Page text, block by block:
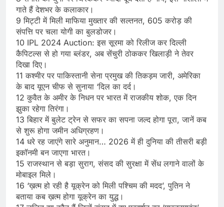
गाते हैं देशभर के कलाकार।
9 मिट्टी में मिली माफिया मुख्तार की सल्तनत, 605 करोड़ की
संपत्ति पर चला योगी का बुलडोजर।
10 IPL 2024 Auction: इस सूरमा को रिलीज कर दिल्ली
कैपिटल्स से हो गया ब्लंडर, अब सेंचुरी ठोककर खिलाड़ी ने तेवर
दिखा दिए।
11 कश्मीर पर पाकिस्तानी सेना प्रमुख की तिकड़म जारी, अमेरिका
के बाद यूएन चीफ से सुनाया ‘दिल का दर्द।
12 कुवैत के अमीर के निधन पर भारत में राजकीय शोक, एक दिन
झुका रहेगा तिरंगा।
13 बिहार में बुलेट ट्रेन से सफर का सपना जल्द होगा पूरा, जानें कब
से शुरू होगा जमीन अधिग्रहण।
14 धरे रह जाएंगे सारे अनुमान… 2026 में ही दुनिया की तीसरी बड़ी
इकॉनमी बन जाएगा भारत।
15 राजस्थान से बड़ा सुराग, संसद की सुरक्षा में सेंध लगाने वालों के
मोबाइल मिले।
16 ‘ख़त्म हो रही है यूक्रेन को मिली पश्चिम की मदद’, पुतिन ने
बताया कब ख़त्म होगा यूक्रेन का युद्ध।